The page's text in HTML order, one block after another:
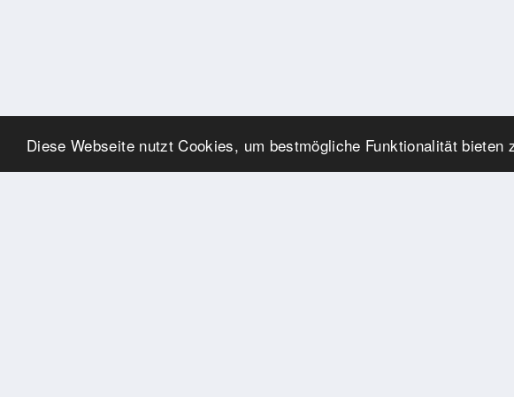
Diese Webseite nutzt Cookies, um bestmögliche Funktionalität bieten